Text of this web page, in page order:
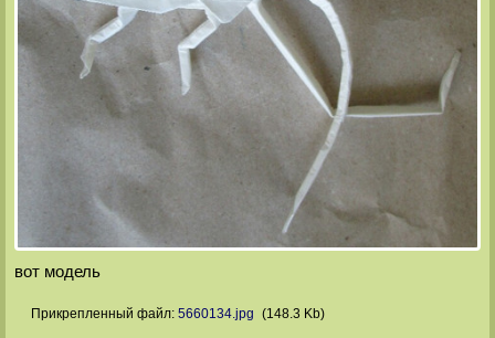
вот модель
Прикрепленный файл: 5660134.jpg (148.3 Kb)